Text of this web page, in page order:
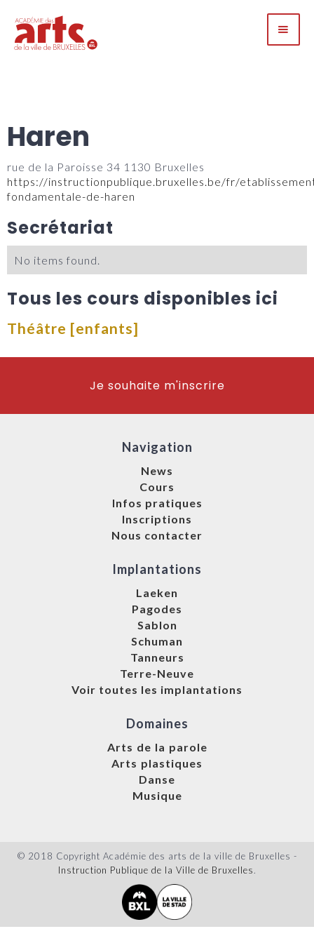
Haren
rue de la Paroisse 34 1130 Bruxelles
https://instructionpublique.bruxelles.be/fr/
fondamentale-de-haren
Secrétariat
No items found.
Tous les cours disponibles ici
Théâtre [enfants]
Je souhaite m'inscrire
Navigation
News
Cours
Infos pratiques
Inscriptions
Nous contacter
Implantations
Laeken
Pagodes
Sablon
Schuman
Tanneurs
Terre-Neuve
Voir toutes les implantations
Domaines
Arts de la parole
Arts plastiques
Danse
Musique
© 2018 Copyright Académie des arts de la ville de Bruxelles -
Instruction Publique de la Ville de Bruxelles.